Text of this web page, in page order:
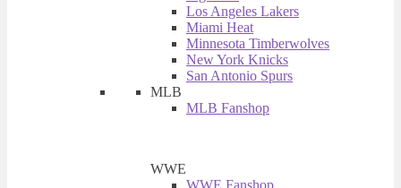
Los Angeles Lakers
Miami Heat
Minnesota Timberwolves
New York Knicks
San Antonio Spurs
MLB
MLB Fanshop
WWE
WWE Fanshop